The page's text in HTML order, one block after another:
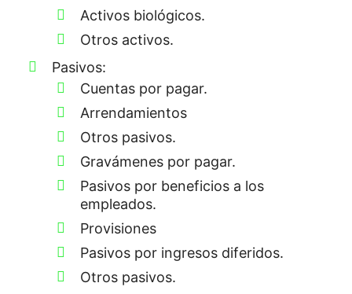
Activos biológicos.
Otros activos.
Pasivos:
Cuentas por pagar.
Arrendamientos
Otros pasivos.
Gravámenes por pagar.
Pasivos por beneficios a los
empleados.
Provisiones
Pasivos por ingresos diferidos.
Otros pasivos.